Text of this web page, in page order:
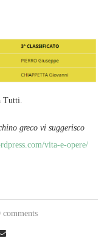
Tutti.
greco vi suggerisco
vita-e-opere/
comments